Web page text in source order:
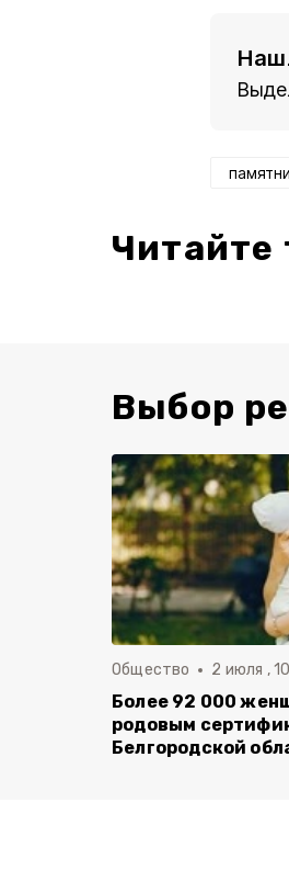
Читайте
Выбор
Общество 2 июля ,
Более 92 000
родовым
Белгородской